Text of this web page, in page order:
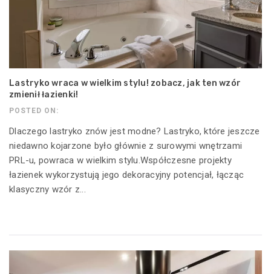
Lastryko wraca w wielkim stylu! zobacz, jak ten wzór
zmienił łazienki!
POSTED ON:
Dlaczego lastryko znów jest modne? Lastryko, które jeszcze
niedawno kojarzone było głównie z surowymi wnętrzami
PRL-u, powraca w wielkim stylu.Współczesne projekty
łazienek wykorzystują jego dekoracyjny potencjał, łącząc
klasyczny wzór z...